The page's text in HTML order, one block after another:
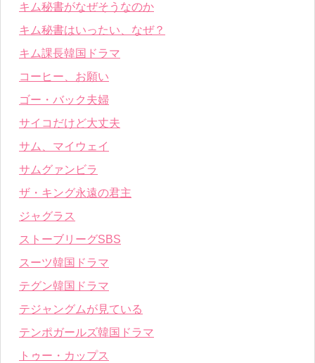
キム秘書がなぜそうなのか
キム秘書はいったい、なぜ？
キム課長韓国ドラマ
コーヒー、お願い
ゴー・バック夫婦
サイコだけど大丈夫
サム、マイウェイ
サムグァンビラ
ザ・キング永遠の君主
ジャグラス
ストーブリーグSBS
スーツ韓国ドラマ
テグン韓国ドラマ
テジャングムが見ている
テンポガールズ韓国ドラマ
トゥー・カップス